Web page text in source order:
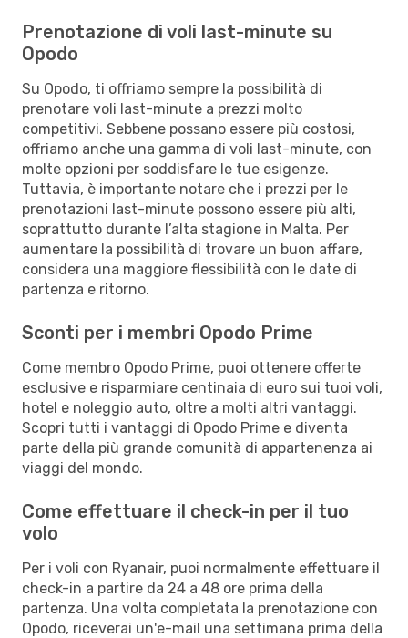
Prenotazione di voli last-minute su
Opodo
Su Opodo, ti offriamo sempre la possibilità di
prenotare voli last-minute a prezzi molto
competitivi. Sebbene possano essere più costosi,
offriamo anche una gamma di voli last-minute, con
molte opzioni per soddisfare le tue esigenze.
Tuttavia, è importante notare che i prezzi per le
prenotazioni last-minute possono essere più alti,
soprattutto durante l’alta stagione in Malta. Per
aumentare la possibilità di trovare un buon affare,
considera una maggiore flessibilità con le date di
partenza e ritorno.
Sconti per i membri Opodo Prime
Come membro Opodo Prime, puoi ottenere offerte
esclusive e risparmiare centinaia di euro sui tuoi voli,
hotel e noleggio auto, oltre a molti altri vantaggi.
Scopri tutti i vantaggi di Opodo Prime e diventa
parte della più grande comunità di appartenenza ai
viaggi del mondo.
Come effettuare il check-in per il tuo
volo
Per i voli con Ryanair, puoi normalmente effettuare il
check-in a partire da 24 a 48 ore prima della
partenza. Una volta completata la prenotazione con
Opodo, riceverai un'e-mail una settimana prima della